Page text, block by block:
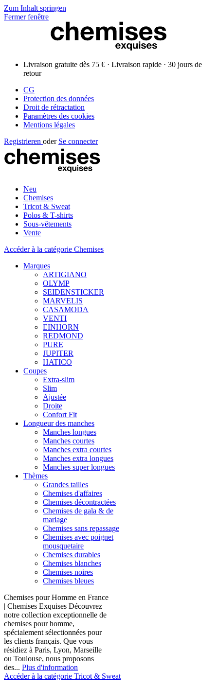
Zum Inhalt springen
Fermer fenêtre
Livraison gratuite dès 75 € · Livraison rapide · 30 jours de
retour
CG
Protection des données
Droit de rétractation
Paramètres des cookies
Mentions légales
Registrieren oder Se connecter
Neu
Chemises
Tricot & Sweat
Polos & T-shirts
Sous-vêtements
Vente
Accéder à la catégorie Chemises
Marques
ARTIGIANO
OLYMP
SEIDENSTICKER
MARVELIS
CASAMODA
VENTI
EINHORN
REDMOND
PURE
JUPITER
HATICO
Coupes
Extra-slim
Slim
Ajustée
Droite
Confort Fit
Longueur des manches
Manches longues
Manches courtes
Manches extra courtes
Manches extra longues
Manches super longues
Thèmes
Grandes tailles
Chemises d'affaires
Chemises décontractées
Chemises de gala & de
mariage
Chemises sans repassage
Chemises avec poignet
mousquetaire
Chemises durables
Chemises blanches
Chemises noires
Chemises bleues
Chemises pour Homme en France
| Chemises Exquises Découvrez
notre collection exceptionnelle de
chemises pour homme,
spécialement sélectionnées pour
les clients français. Que vous
résidiez à Paris, Lyon, Marseille
ou Toulouse, nous proposons
des... Plus d'information
Accéder à la catégorie Tricot & Sweat